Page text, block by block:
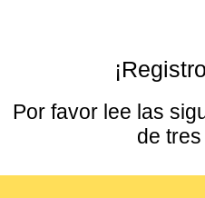
Por favor lee las
de